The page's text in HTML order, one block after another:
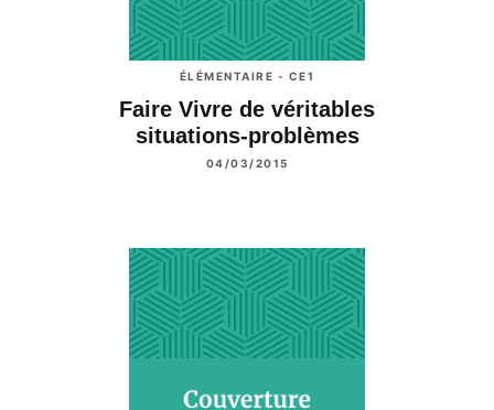
ÉLÉMENTAIRE - CE1
Faire Vivre de véritables
situations-problèmes
04/03/2015